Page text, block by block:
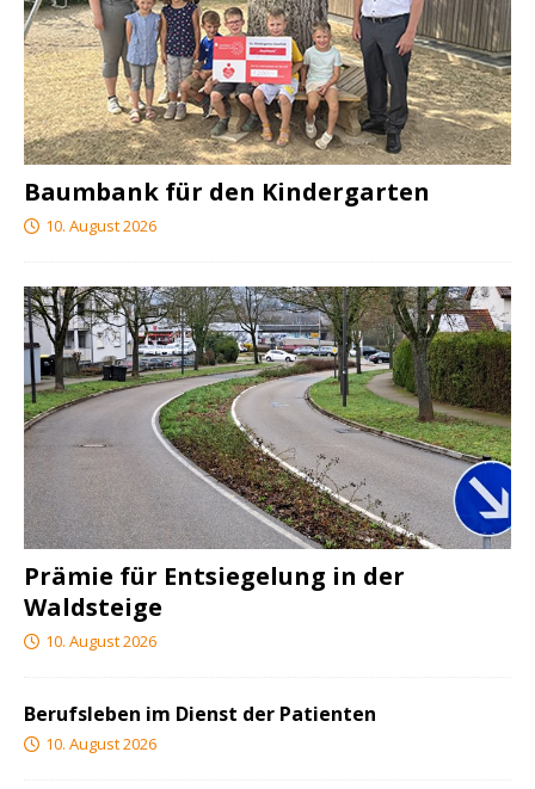
Baumbank für den Kindergarten
10. August 2026
Prämie für Entsiegelung in der
Waldsteige
10. August 2026
Berufsleben im Dienst der Patienten
10. August 2026